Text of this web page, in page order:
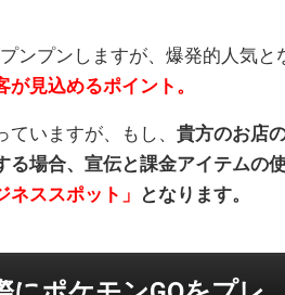
ンプンしますが、爆発的人気と
見込めるポイント。
いますが、もし、 貴方のお店
る場合、宣伝と課金アイテムの
ネススポット」 となります。